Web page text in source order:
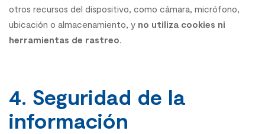
otros recursos del dispositivo, como cámara, micrófono,
ubicación o almacenamiento, y no utiliza cookies ni
herramientas de rastreo.
4. Seguridad de la
información